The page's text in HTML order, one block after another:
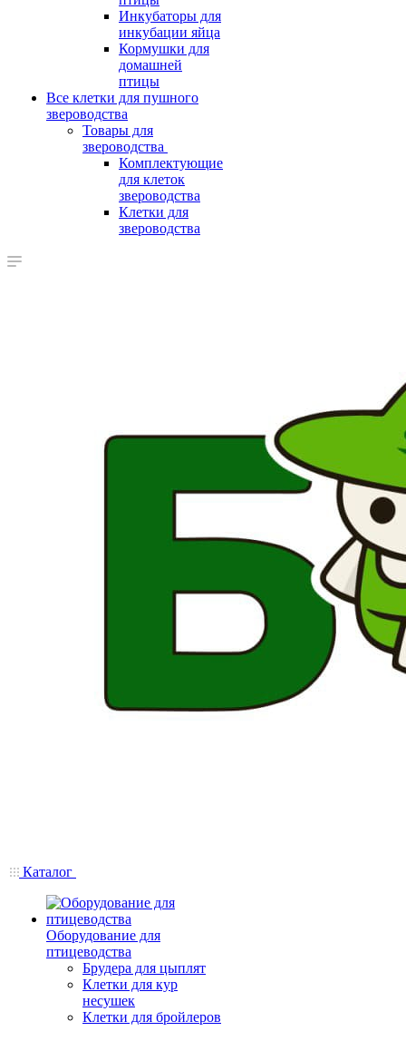
Инкубаторы для
инкубации яйца
Кормушки для
домашней
птицы
Все клетки для пушного
звероводства
Товары для
звероводства
Комплектующие
для клеток
звероводства
Клетки для
звероводства
Каталог
Оборудование для
птицеводства
Брудера для цыплят
Клетки для кур
несушек
Клетки для бройлеров